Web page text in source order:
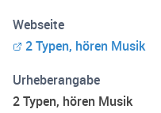
Webseite
2 Typen, hören Musik
Urheberangabe
2 Typen, hören Musik